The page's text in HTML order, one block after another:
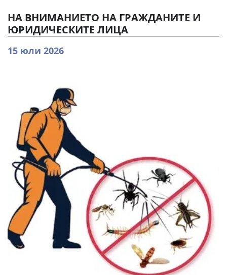
НА ВНИМАНИЕТО НА ГРАЖДАНИТЕ И
ЮРИДИЧЕСКИТЕ ЛИЦА
15 юли 2026